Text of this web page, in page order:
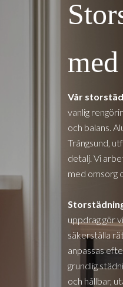
Vår
vanlig
och balans.
Trångsund ,
detalj. Vi
med omsorg
uppdrag gör
säkerställa
anpassas
grundlig
och hållbar,